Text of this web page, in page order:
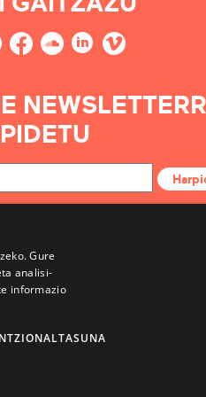
Gure
analisi-
informazio